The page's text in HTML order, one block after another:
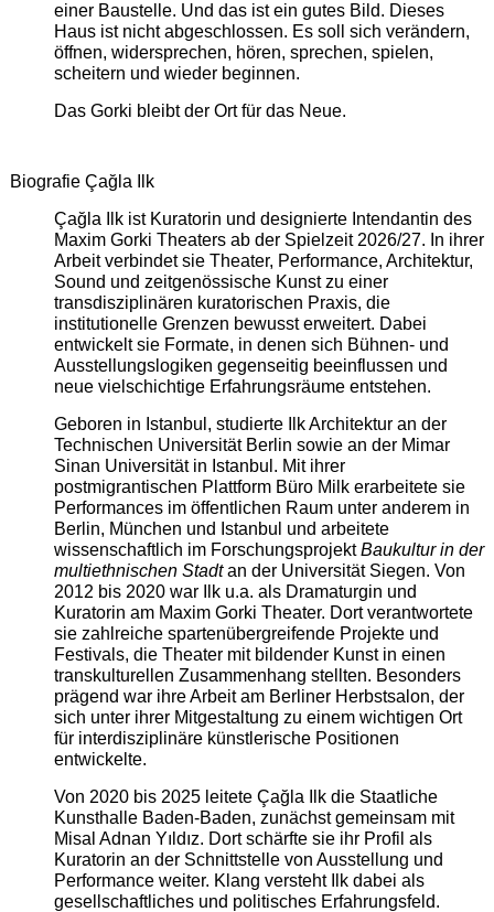
einer Baustelle. Und das ist ein gutes Bild. Dieses
Haus ist nicht abgeschlossen. Es soll sich verändern,
öffnen, widersprechen, hören, sprechen, spielen,
scheitern und wieder beginnen.
Das Gorki bleibt der Ort für das Neue.
Biografie Çağla Ilk
Çağla Ilk ist Kuratorin und designierte Intendantin des
Maxim Gorki Theaters ab der Spielzeit 2026/27. In ihrer
Arbeit verbindet sie Theater, Performance, Architektur,
Sound und zeitgenössische Kunst zu einer
transdisziplinären kuratorischen Praxis, die
institutionelle Grenzen bewusst erweitert. Dabei
entwickelt sie Formate, in denen sich Bühnen- und
Ausstellungslogiken gegenseitig beeinflussen und
neue vielschichtige Erfahrungsräume entstehen.
Geboren in Istanbul, studierte Ilk Architektur an der
Technischen Universität Berlin sowie an der Mimar
Sinan Universität in Istanbul. Mit ihrer
postmigrantischen Plattform Büro Milk erarbeitete sie
Performances im öffentlichen Raum unter anderem in
Berlin, München und Istanbul und arbeitete
wissenschaftlich im ForschungsprojektBaukultur in der
multiethnischen Stadtan der Universität Siegen. Von
2012 bis 2020 war Ilk u.a. als Dramaturgin und
Kuratorin am Maxim Gorki Theater. Dort verantwortete
sie zahlreiche spartenübergreifende Projekte und
Festivals, die Theater mit bildender Kunst in einen
transkulturellen Zusammenhang stellten. Besonders
prägend war ihre Arbeit am Berliner Herbstsalon, der
sich unter ihrer Mitgestaltung zu einem wichtigen Ort
für interdisziplinäre künstlerische Positionen
entwickelte.
Von 2020 bis 2025 leitete Çağla Ilk die Staatliche
Kunsthalle Baden-Baden, zunächst gemeinsam mit
Misal Adnan Yıldız. Dort schärfte sie ihr Profil als
Kuratorin an der Schnittstelle von Ausstellung und
Performance weiter. Klang versteht Ilk dabei als
gesellschaftliches und politisches Erfahrungsfeld.